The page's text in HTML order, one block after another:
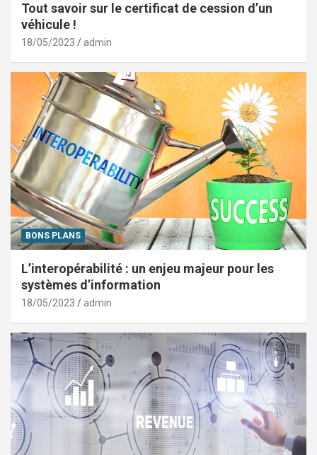
Tout savoir sur le certificat de cession d’un
véhicule !
18/05/2023 admin
BONS PLANS
L’interopérabilité : un enjeu majeur pour les
systèmes d’information
18/05/2023 admin